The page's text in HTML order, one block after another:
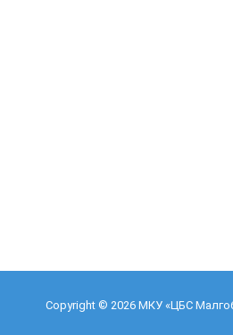
Copyright © 2026 МКУ «ЦБС